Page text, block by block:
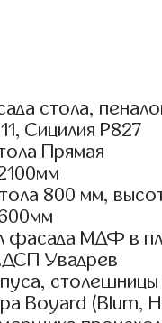
стола,
Сицилия Р827
Прямая
800 мм,
фасада МДФ в
Увадрев
столешницы
Boyard (Blum,